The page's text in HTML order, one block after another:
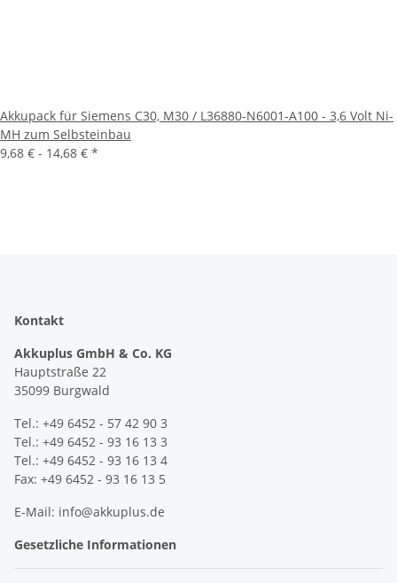
Akkupack für Siemens C30, M30 / L36880-N6001-A100 - 3,6 Volt Ni-
MH zum Selbsteinbau
9,68 € - 14,68 € *
Kontakt
Akkuplus GmbH & Co. KG
Hauptstraße 22
35099 Burgwald
Tel.: +49 6452 - 57 42 90 3
Tel.: +49 6452 - 93 16 13 3
Tel.: +49 6452 - 93 16 13 4
Fax: +49 6452 - 93 16 13 5
E-Mail: info@akkuplus.de
Gesetzliche Informationen